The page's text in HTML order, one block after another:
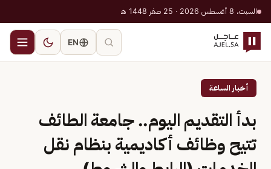
السبت، 8 أغسطس 2026 · 25 صفر 1448 هـ
EN
أخبار الساعة
بدأ التقديم اليوم.. جامعة الطائف
تتيح وظائف أكاديمية بنظام نقل